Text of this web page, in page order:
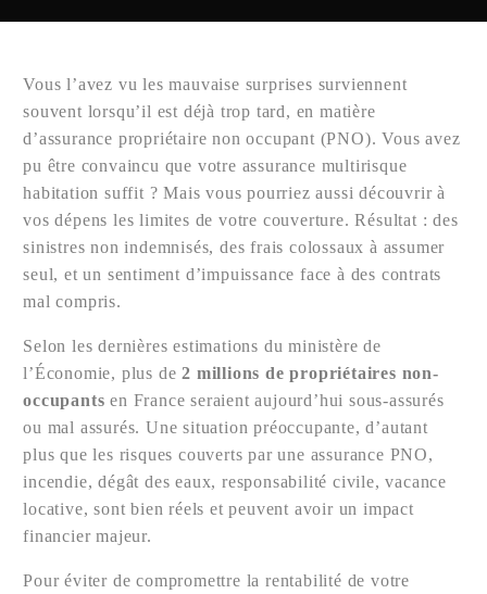
Vous l’avez vu les mauvaise surprises surviennent
souvent lorsqu’il est déjà trop tard, en matière
d’assurance propriétaire non occupant (PNO). Vous avez
pu être convaincu que votre assurance multirisque
habitation suffit ? Mais vous pourriez aussi découvrir à
vos dépens les limites de votre couverture. Résultat : des
sinistres non indemnisés, des frais colossaux à assumer
seul, et un sentiment d’impuissance face à des contrats
mal compris.
Selon les dernières estimations du ministère de
l’Économie, plus de2 millions de propriétaires non-
occupants en France seraient aujourd’hui sous-assurés
ou mal assurés. Une situation préoccupante, d’autant
plus que les risques couverts par une assurance PNO,
incendie, dégât des eaux, responsabilité civile, vacance
locative, sont bien réels et peuvent avoir un impact
financier majeur.
Pour éviter de compromettre la rentabilité de votre